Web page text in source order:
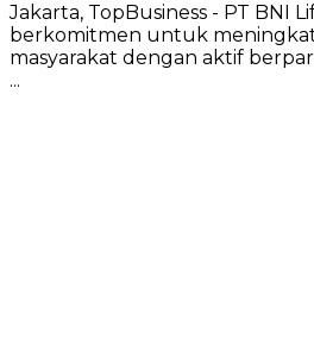
Jakarta, TopBusiness - PT BNI
berkomitmen untuk
masyarakat dengan aktif
...